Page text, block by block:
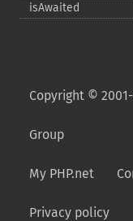
isAwaited
Copyright ©
Group
My PHP.net
Privacy policy